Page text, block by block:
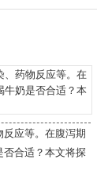
药物反应等。在
牛奶是否合适？本
应等。在腹泻期
合适？本文将探